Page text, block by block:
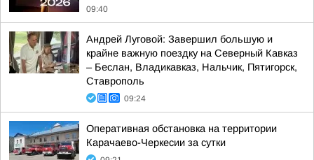
09:40
Андрей Луговой: Завершил большую и
крайне важную поездку на Северный Кавказ
– Беслан, Владикавказ, Нальчик, Пятигорск,
Ставрополь
09:24
Оперативная обстановка на территории
Карачаево-Черкесии за сутки